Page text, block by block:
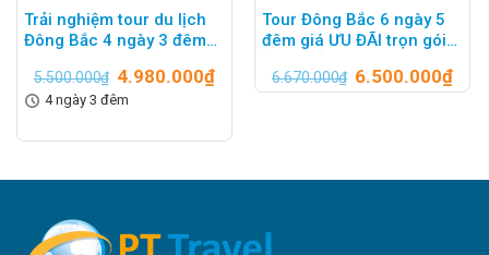
Trải nghiệm tour du lịch
Đông Bắc 4 ngày 3 đêm
5.500.000₫ 4.980.000₫
4 ngày 3 đêm
Tour Đông Bắc 6 ngày 5
đêm giá ƯU ĐÃI trọn gói
6.670.000₫ 6.500.000₫